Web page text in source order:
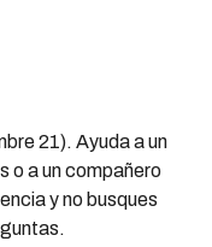
21). Ayuda a un
o a un compañero
y no busques